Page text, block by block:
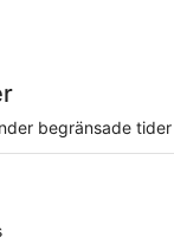
begränsade tider